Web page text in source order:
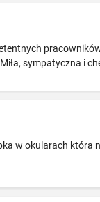
sympatyczna i
w okularach która